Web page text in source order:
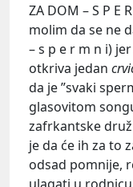
ZA DOM – S P E
molim da se ne
– s p e r m n i)
otkriva jedan
da je ”svaki
glasovitom
zafrkantske
je da će ih za to
odsad pomnije,